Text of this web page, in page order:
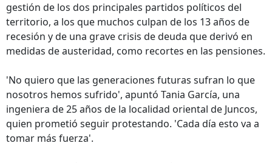
gestión de los dos principales partidos políticos del
territorio, a los que muchos culpan de los 13 años de
recesión y de una grave crisis de deuda que derivó en
medidas de austeridad, como recortes en las pensiones.
'No quiero que las generaciones futuras sufran lo que
nosotros hemos sufrido', apuntó Tania García, una
ingeniera de 25 años de la localidad oriental de Juncos,
quien prometió seguir protestando. 'Cada día esto va a
tomar más fuerza'.